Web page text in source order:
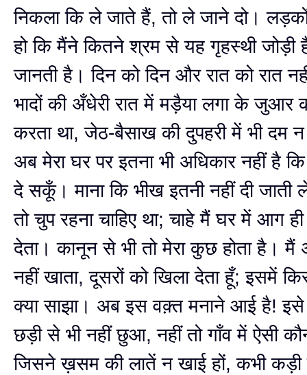
निकला कि ले जाते हैं, तो ले जाने दो।
हो कि मैंने कितने श्रम से यह गृहस्थी जोड़ी
जानती है। दिन को दिन और रात को रात
भादों की अँधेरी रात में मड़ैया लगा के जुआर
करता था, जेठ-बैसाख की दुपहरी में भी दम
अब मेरा घर पर इतना भी अधिकार नहीं है
दे सकूँ। माना कि भीख इतनी नहीं दी जाती
तो चुप रहना चाहिए था; चाहे मैं घर में आग
देता। कानून से भी तो मेरा कुछ होता है। मैं
नहीं खाता, दूसरों को खिला देता हूँ; इसमें
क्या साझा। अब इस वक़्त मनाने आई है!
छड़ी से भी नहीं छुआ, नहीं तो गाँव में ऐसी
जिसने ख़सम की लातें न खाई हों, कभी कड़ी